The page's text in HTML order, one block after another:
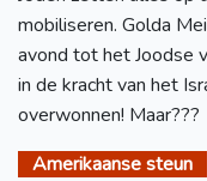
mobiliseren. Golda
avond tot het Joodse
in de kracht van het
overwonnen! Maar???
Amerikaanse steun